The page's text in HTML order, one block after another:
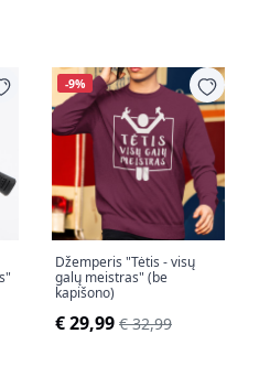
-9%
Džemperis "Tėtis - visų
galų meistras" (be
kapišono)
€ 29,99 € 32,99